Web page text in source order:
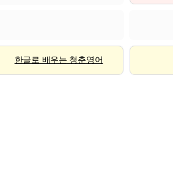
한글로 배우는 청춘영어